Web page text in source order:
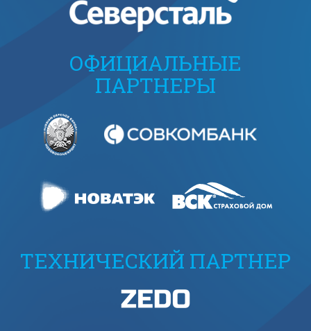
ОФИЦИАЛЬНЫЕ
ПАРТНЕРЫ
ТЕХНИЧЕСКИЙ ПАРТНЕР